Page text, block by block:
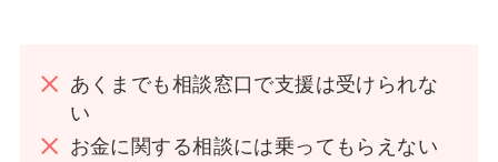
あくまでも相談窓口で支援は受けられな
い
お金に関する相談には乗ってもらえない